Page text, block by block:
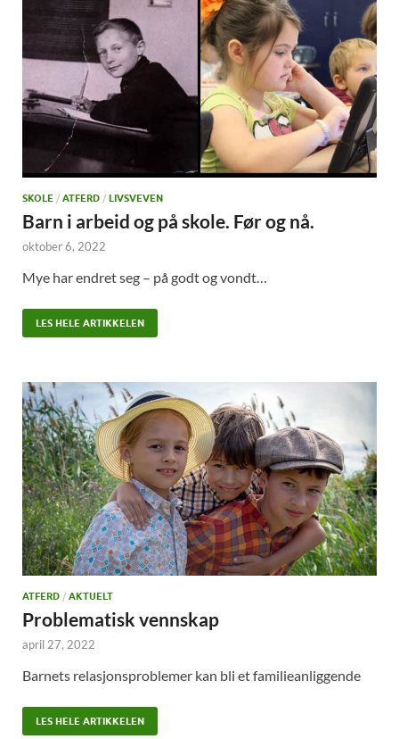
SKOLE / ATFERD / LIVSVEVEN
Barn i arbeid og på skole. Før og nå.
oktober 6, 2022
Mye har endret seg – på godt og vondt…
LES HELE ARTIKKELEN
ATFERD / AKTUELT
Problematisk vennskap
april 27, 2022
Barnets relasjonsproblemer kan bli et familieanliggende
LES HELE ARTIKKELEN